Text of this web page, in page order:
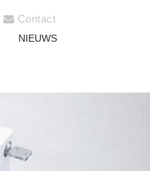
Contact
NIEUWS